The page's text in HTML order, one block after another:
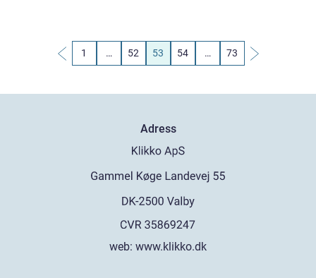
1 … 52 53 54 … 73
Adress
web: www.klikko.dk